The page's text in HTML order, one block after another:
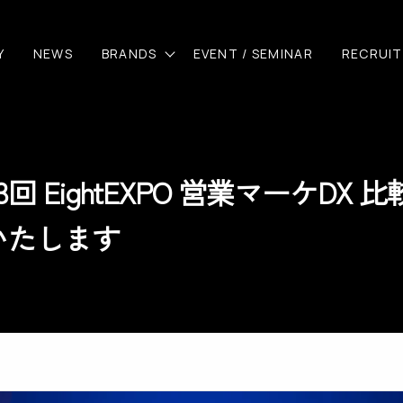
NEWS BRANDS EVENT / SEMINAR RECRUIT
EightEXPO 営業マーケDX 比
します